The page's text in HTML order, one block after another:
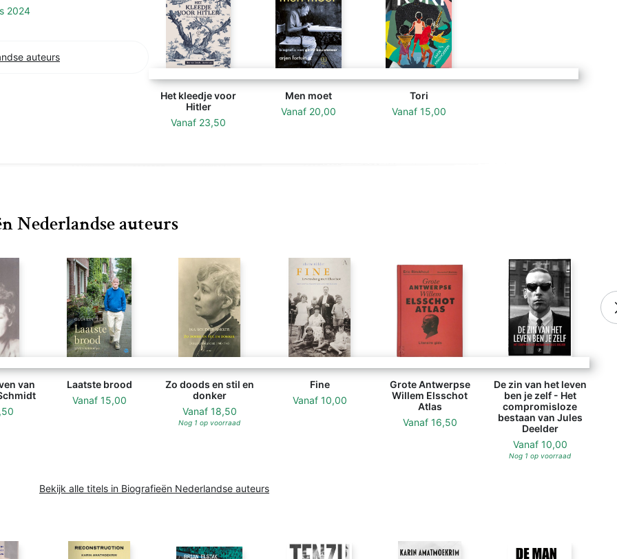
Het kleedje voor
Hitler
Vanaf 23,50
Men moet
Vanaf 20,00
Tori
Vanaf 15,00
2024
auteurs
Nederlandse auteurs
van
Laatste brood
Vanaf 15,00
Zo doods en stil en
donker
Vanaf 18,50
Nog 1 op voorraad
Fine
Vanaf 10,00
Grote Antwerpse
Willem Elsschot
Atlas
Vanaf 16,50
De zin van het leven
ben je zelf - Het
compromisloze
bestaan van Jules
Deelder
Vanaf 10,00
Nog 1 op voorraad
Bekijk alle titels in Biografieën Nederlandse auteurs